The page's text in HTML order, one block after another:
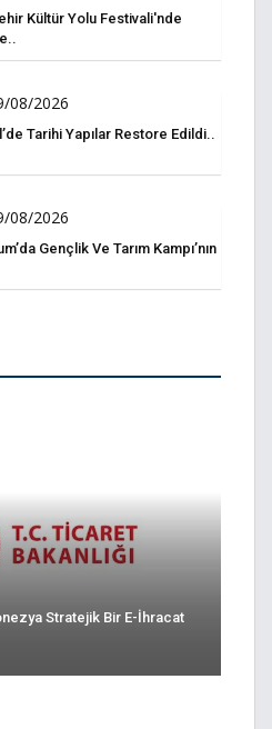
Kültür Yolu Festivali'nde
08/2026
Tarihi Yapılar Restore Edildi..
08/2026
Gençlik Ve Tarım Kampı’nın
Stratejik Bir E-İhracat